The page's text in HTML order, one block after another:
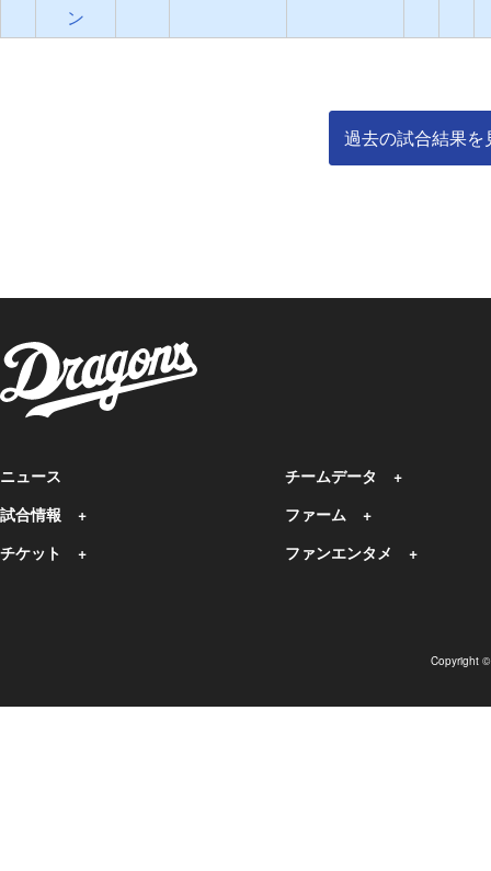
ン
過去の試合結果
ニュース
試合情報
チケット
チームデータ
ファーム
ファンエンタメ
Copyright